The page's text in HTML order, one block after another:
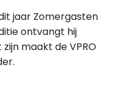
jaar Zomergasten
ontvangt hij
maakt de VPRO